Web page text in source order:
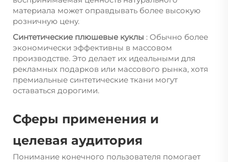
материала может оправдывать более высокую
розничную цену.
Синтетические плюшевые куклы : Обычно более
экономически эффективны в массовом
производстве. Это делает их идеальными для
рекламных подарков или массового рынка, хотя
премиальные синтетические ткани могут
оставаться дорогими.
Сферы применения и
целевая аудитория
Понимание конечного пользователя помогает